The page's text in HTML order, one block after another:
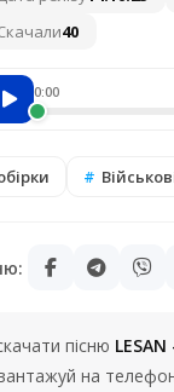
40
0:00
пісню
на